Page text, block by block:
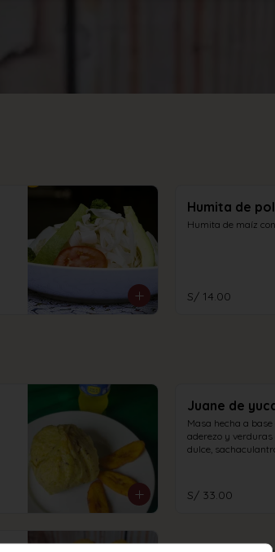
Humita de
Humita de maíz
S/ 14.00
Juane de
Masa hecha a base
aderezo y verduras
dulce,
S/ 33.00